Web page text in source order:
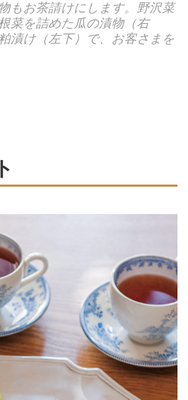
もお茶請けにします。野沢菜
菜を詰めた瓜の漬物（右
漬け（左下）で、お客さまを